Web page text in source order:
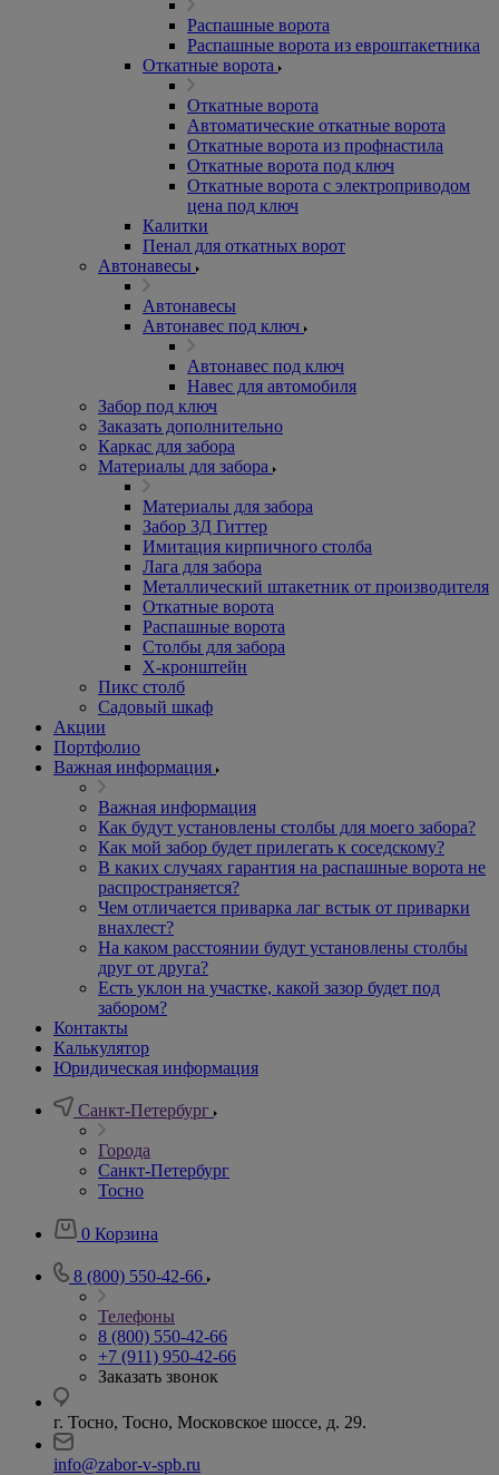
Распашные ворота
Распашные ворота из евроштакетника
Откатные ворота
Откатные ворота
Автоматические откатные ворота
Откатные ворота из профнастила
Откатные ворота под ключ
Откатные ворота с электроприводом
цена под ключ
Калитки
Пенал для откатных ворот
Автонавесы
Автонавесы
Автонавес под ключ
Автонавес под ключ
Навес для автомобиля
Забор под ключ
Заказать дополнительно
Каркас для забора
Материалы для забора
Материалы для забора
Забор 3Д Гиттер
Имитация кирпичного столба
Лага для забора
Металлический штакетник от производителя
Откатные ворота
Распашные ворота
Столбы для забора
Х-кронштейн
Пикс столб
Садовый шкаф
Акции
Портфолио
Важная информация
Важная информация
Как будут установлены столбы для моего забора?
Как мой забор будет прилегать к соседскому?
В каких случаях гарантия на распашные ворота не
распространяется?
Чем отличается приварка лаг встык от приварки
внахлест?
На каком расстоянии будут установлены столбы
друг от друга?
Есть уклон на участке, какой зазор будет под
забором?
Контакты
Калькулятор
Юридическая информация
Санкт-Петербург
Города
Санкт-Петербург
Тосно
0 Корзина
8 (800) 550-42-66
Телефоны
8 (800) 550-42-66
+7 (911) 950-42-66
Заказать звонок
г. Тосно, Тосно, Московское шоссе, д. 29.
info@zabor-v-spb.ru